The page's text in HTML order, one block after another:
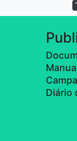
Diário